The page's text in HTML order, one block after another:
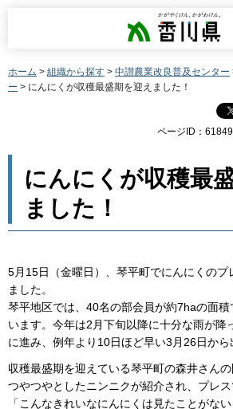
香川県
ホーム > 組織から探す > 中讃農業改良普及センター
ー > にんにくが収穫最盛期を迎えました！
ページID：61849
にんにくが収穫最
ました！
5月15日（金曜日）、琴平町でにんにくのプ
ました。
琴平地区では、40名の部会員が約7haの面
います。今年は2月下旬以降に十分な雨が降
に進み、例年より10日ほど早い3月26日から
収穫最盛期を迎えている琴平町の森井さん
つやつやとしたニンニクが紹介され、プレ
「こんなきれいなにんにくは見たことがな